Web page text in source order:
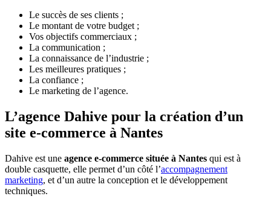
Le succès de ses clients ;
Le montant de votre budget ;
Vos objectifs commerciaux ;
La communication ;
La connaissance de l’industrie ;
Les meilleures pratiques ;
La confiance ;
Le marketing de l’agence.
L’agence Dahive pour la création d’un
site e-commerce à Nantes
Dahive est une agence e-commerce située à Nantes qui est à
double casquette, elle permet d’un côté l’accompagnement
marketing, et d’un autre la conception et le développement
techniques.